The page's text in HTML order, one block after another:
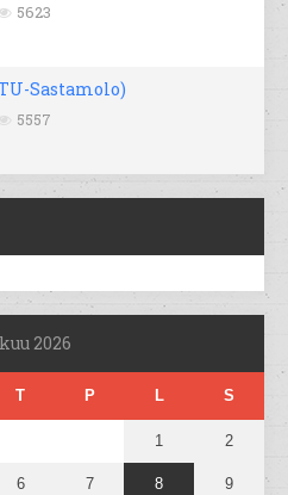
5623
Sastamolo)
5557
2026
T P L S
1 2
6 7 8 9